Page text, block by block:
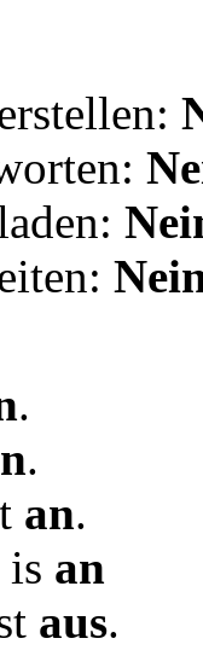
.
.
an.
is an
aus.